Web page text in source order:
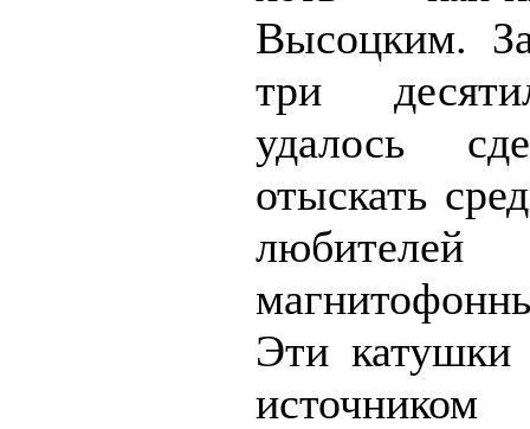
Высоцким.
три
удалось
отыскать
Эти катушки